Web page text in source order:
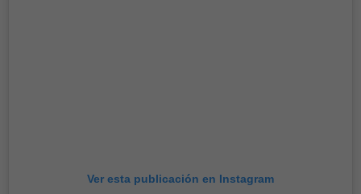
Ver esta publicación en Instagram